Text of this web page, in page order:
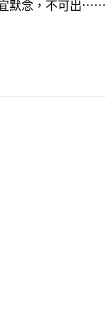
默念，不可出⋯⋯